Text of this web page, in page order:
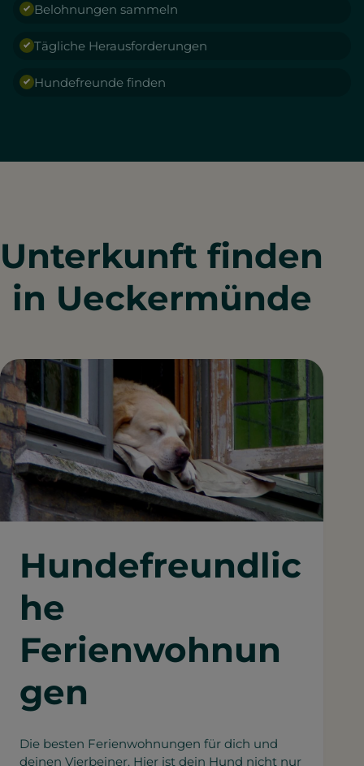
Belohnungen sammeln
Tägliche Herausforderungen
Hundefreunde finden
Unterkunft finden
in Ueckermünde
Hundefreundlic
he
Ferienwohnun
gen
Die besten Ferienwohnungen für dich und
deinen Vierbeiner. Hier ist dein Hund nicht nur